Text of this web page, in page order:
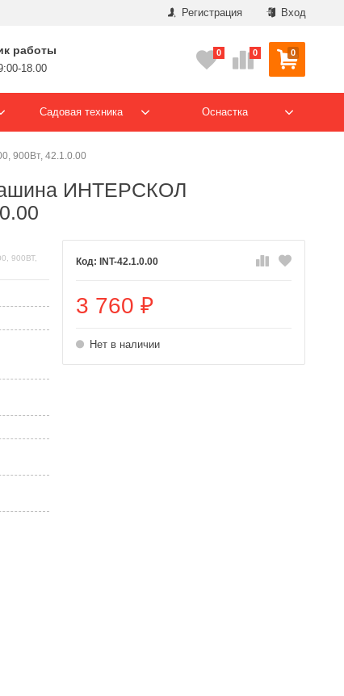
Регистрация Вход
работы
18.00
0
0 0
Садовая техника Оснастка
900Вт, 42.1.0.00
ИНТЕРСКОЛ
INT-42.1.0.00
3 760 ₽
Нет в наличии
900ВТ,